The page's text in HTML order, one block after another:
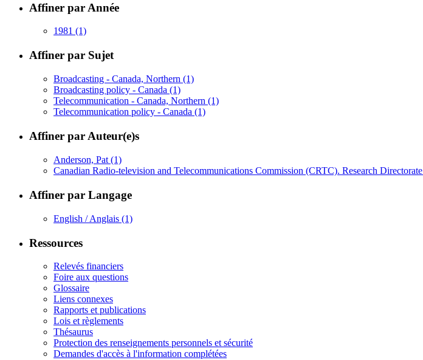
Affiner par Année
1981 (1)
Affiner par Sujet
Broadcasting - Canada, Northern (1)
Broadcasting policy - Canada (1)
Telecommunication - Canada, Northern (1)
Telecommunication policy - Canada (1)
Affiner par Auteur(e)s
Anderson, Pat (1)
Canadian Radio-television and Telecommunications Commission (CRTC). Research Directorate
Affiner par Langage
English / Anglais (1)
Ressources
Relevés financiers
Foire aux questions
Glossaire
Liens connexes
Rapports et publications
Lois et règlements
Thésaurus
Protection des renseignements personnels et sécurité
Demandes d'accès à l'information complétées